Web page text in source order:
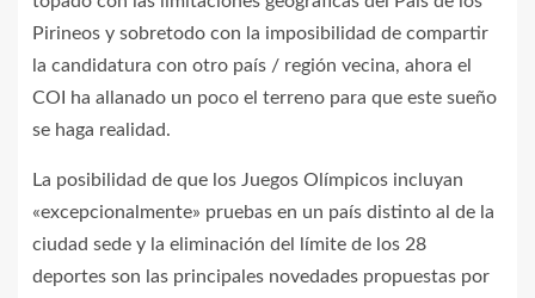
Pirineos y sobretodo con la imposibilidad de compartir
la candidatura con otro país / región vecina, ahora el
COI ha allanado un poco el terreno para que este sueño
se haga realidad.
La posibilidad de que los Juegos Olímpicos incluyan
«excepcionalmente» pruebas en un país distinto al de la
ciudad sede y la eliminación del límite de los 28
deportes son las principales novedades propuestas por